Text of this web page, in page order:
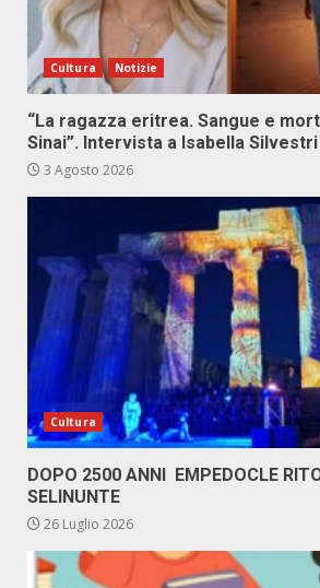
Cultura Notizie
“La ragazza eritrea. Sangue e
Sinai”. Intervista a Isabella
3 Agosto 2026
Cultura
DOPO 2500 ANNI EMPEDOCLE
SELINUNTE
26 Luglio 2026